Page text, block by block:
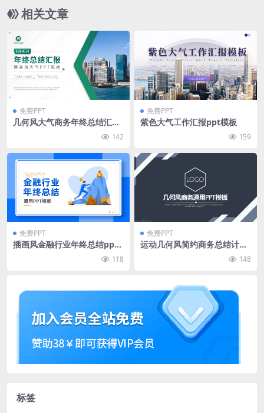
相关文章
免费PPT
几何风大气商务年终总结汇报
142
免费PPT
紫色大气工作汇报ppt模板
159
免费PPT
插画风金融行业年终总结ppt
118
免费PPT
运动几何风简约商务总结计划
148
标签